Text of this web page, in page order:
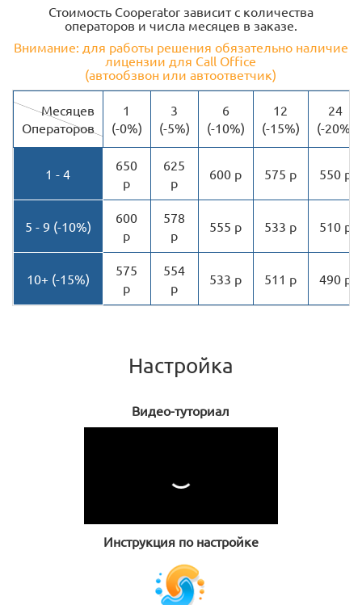
Стоимость Cooperator зависит с количества
операторов и числа месяцев в заказе.
Внимание: для работы решения обязательно наличие
лицензии для Call Office
(автообзвон или автоответчик)
Месяцев
Операторов
1
(-0%)
3
(-5%)
6
(-10%)
12
(-15%)
24
(-20%)
1 - 4
650
р
625
р
600 р 575 р 550 р
5 - 9 (-10%)
600
р
578
р
555 р 533 р 510 р
10+ (-15%)
575
р
554
р
533 р 511 р 490 р
Настройка
Видео-туториал
Инструкция по настройке